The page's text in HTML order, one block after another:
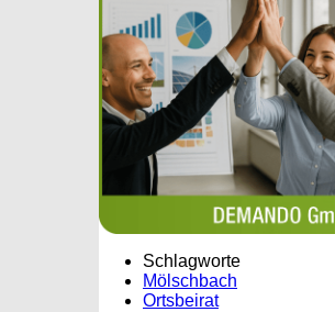
Schlagworte
Mölschbach
Ortsbeirat